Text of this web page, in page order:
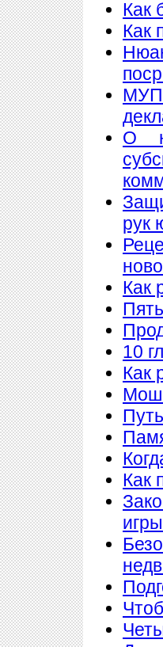
Как
Как
МУП
О
рук
Как
10
Как
Как